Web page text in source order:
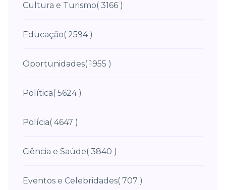
Cultura e Turismo( 3166 )
Educação( 2594 )
Oportunidades( 1955 )
Política( 5624 )
Polícia( 4647 )
Ciência e Saúde( 3840 )
Eventos e Celebridades( 707 )